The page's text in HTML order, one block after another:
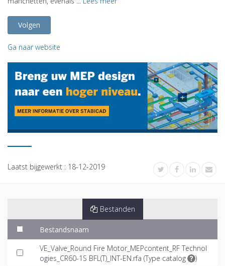
Volgen
Ga naar website
Laatst bijgewerkt : 18-12-2019
Bestanden
Bestandsnaam
VE_Valve_Round Fire Motor_MEPcontent_RF Technol
ogies_CR60-1S BFL(T)_INT-EN.rfa (Type catalog )